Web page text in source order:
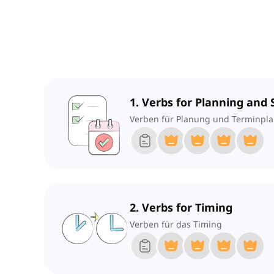
1. Verbs for Planning and
Verben für Planung und
2. Verbs for Timing
Verben für das Timing